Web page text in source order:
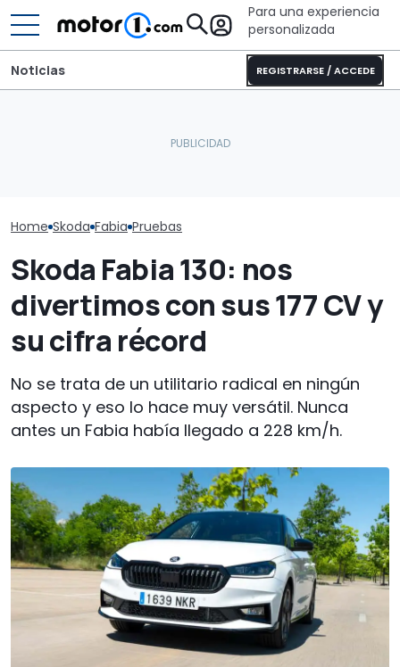
Para una experiencia
personalizada
REGISTRARSE / ACCEDE
Noticias
Home Skoda Fabia Pruebas
Skoda Fabia 130: nos
divertimos con sus 177 CV y
su cifra récord
No se trata de un utilitario radical en ningún
aspecto y eso lo hace muy versátil. Nunca
antes un Fabia había llegado a 228 km/h.